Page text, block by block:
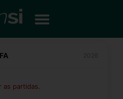
as partidas.